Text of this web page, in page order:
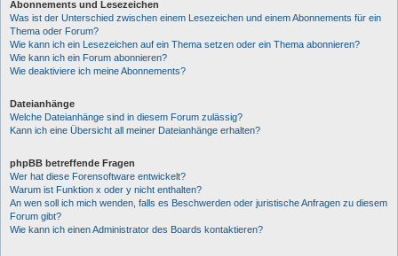
Abonnements und Lesezeichen
Was ist der Unterschied zwischen einem Lesezeichen und einem Abonnements für ein
Thema oder Forum?
Wie kann ich ein Lesezeichen auf ein Thema setzen oder ein Thema abonnieren?
Wie kann ich ein Forum abonnieren?
Wie deaktiviere ich meine Abonnements?
Dateianhänge
Welche Dateianhänge sind in diesem Forum zulässig?
Kann ich eine Übersicht all meiner Dateianhänge erhalten?
phpBB betreffende Fragen
Wer hat diese Forensoftware entwickelt?
Warum ist Funktion x oder y nicht enthalten?
An wen soll ich mich wenden, falls es Beschwerden oder juristische Anfragen zu diesem
Forum gibt?
Wie kann ich einen Administrator des Boards kontaktieren?